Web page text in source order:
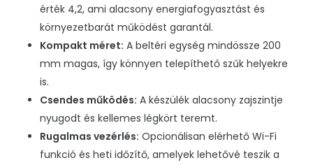
érték 4,2, ami alacsony energiafogyasztást és
környezetbarát működést garantál.
Kompakt méret: A beltéri egység mindössze 200
mm magas, így könnyen telepíthető szűk helyekre
is.
Csendes működés: A készülék alacsony zajszintje
nyugodt és kellemes légkört teremt.
Rugalmas vezérlés: Opcionálisan elérhető Wi-Fi
funkció és heti időzítő, amelyek lehetővé teszik a